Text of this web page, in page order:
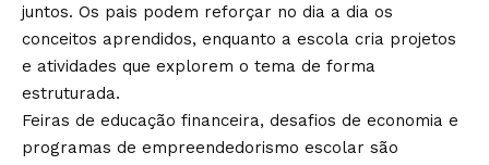
juntos. Os pais podem reforçar no dia a dia os
conceitos aprendidos, enquanto a escola cria projetos
e atividades que explorem o tema de forma
estruturada.
Feiras de educação financeira, desafios de economia e
programas de empreendedorismo escolar são